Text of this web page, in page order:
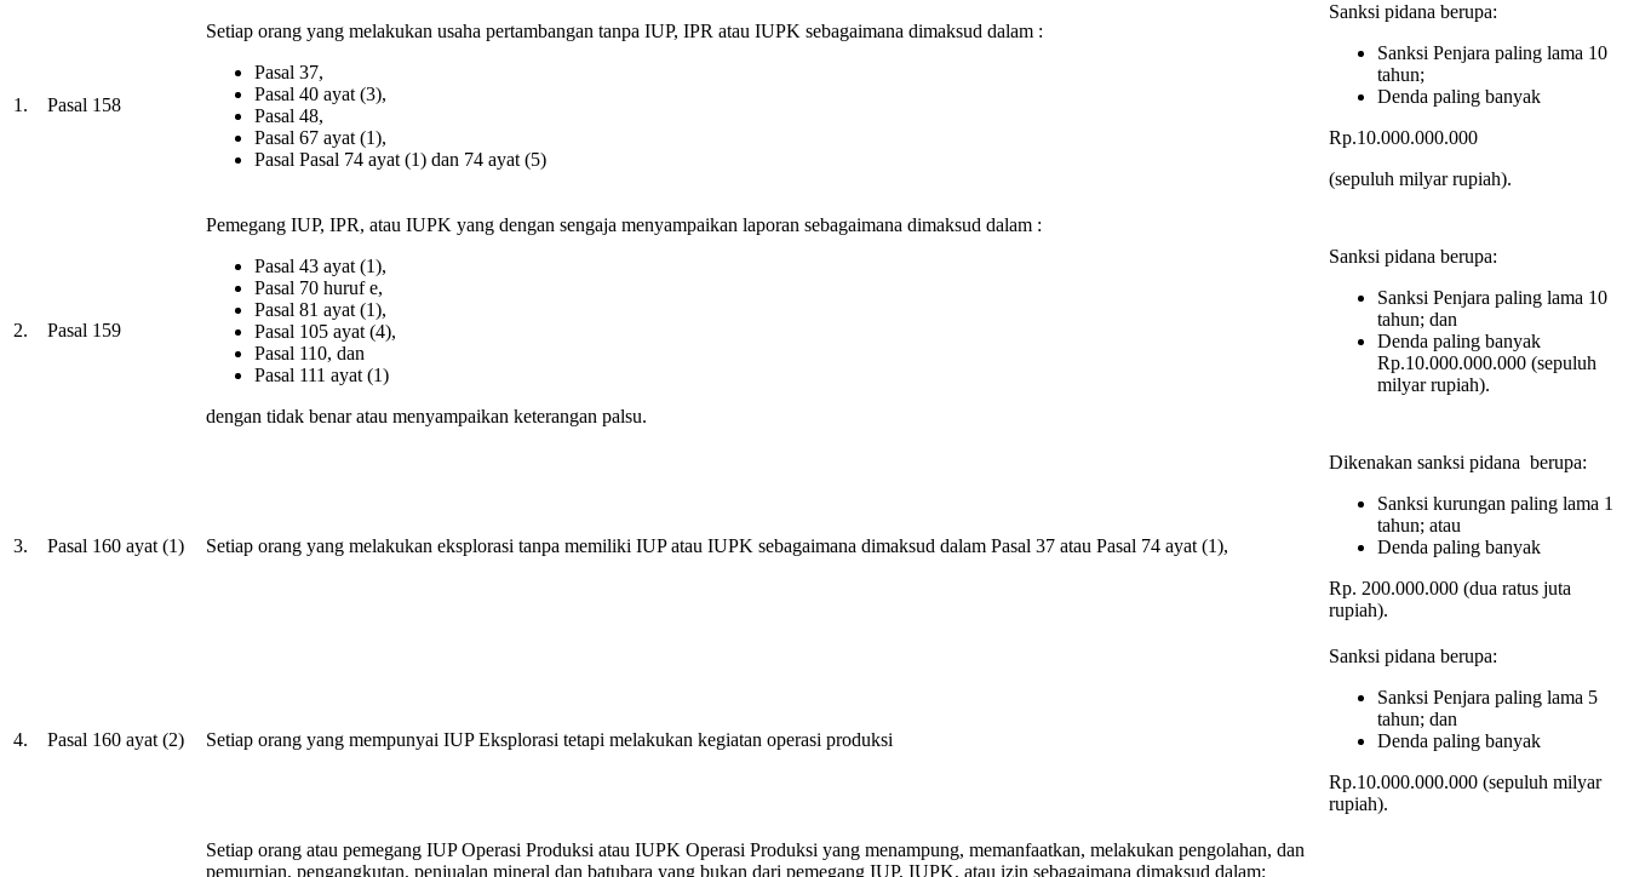
1. Pasal 158
Setiap orang yang melakukan usaha pertambangan tanpa IUP, IPR atau IUPK sebagaimana dimaksud dalam :
Pasal 37,
Pasal 40 ayat (3),
Pasal 48,
Pasal 67 ayat (1),
Pasal Pasal 74 ayat (1) dan 74 ayat (5)
Sanksi pidana berupa:
Sanksi Penjara paling lama 10
tahun;
Denda paling banyak
Rp.10.000.000.000
(sepuluh milyar rupiah).
2. Pasal 159
Pemegang IUP, IPR, atau IUPK yang dengan sengaja menyampaikan laporan sebagaimana dimaksud dalam :
Pasal 43 ayat (1),
Pasal 70 huruf e,
Pasal 81 ayat (1),
Pasal 105 ayat (4),
Pasal 110, dan
Pasal 111 ayat (1)
dengan tidak benar atau menyampaikan keterangan palsu.
Sanksi pidana berupa:
Sanksi Penjara paling lama 10
tahun; dan
Denda paling banyak
Rp.10.000.000.000 (sepuluh
milyar rupiah).
3. Pasal 160 ayat (1) Setiap orang yang melakukan eksplorasi tanpa memiliki IUP atau IUPK sebagaimana dimaksud dalam Pasal 37 atau Pasal 74 ayat (1),
Dikenakan sanksi pidana berupa:
Sanksi kurungan paling lama 1
tahun; atau
Denda paling banyak
Rp. 200.000.000 (dua ratus juta
rupiah).
4. Pasal 160 ayat (2) Setiap orang yang mempunyai IUP Eksplorasi tetapi melakukan kegiatan operasi produksi
Sanksi pidana berupa:
Sanksi Penjara paling lama 5
tahun; dan
Denda paling banyak
Rp.10.000.000.000 (sepuluh milyar
rupiah).
Setiap orang atau pemegang IUP Operasi Produksi atau IUPK Operasi Produksi yang menampung, memanfaatkan, melakukan pengolahan, dan
pemurnian, pengangkutan, penjualan mineral dan batubara yang bukan dari pemegang IUP, IUPK, atau izin sebagaimana dimaksud dalam: